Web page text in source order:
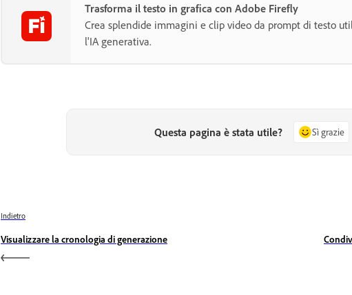
Trasforma il testo in grafica con Adobe Firefly
Crea splendide immagini e clip video da prompt di testo
l'IA generativa.
Questa pagina è stata utile? Sì grazie
Indietro
Visualizzare la cronologia di generazione